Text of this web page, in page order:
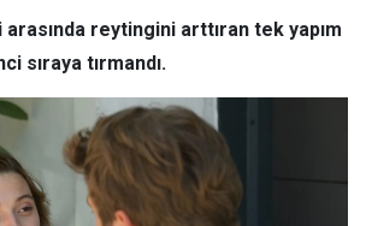
arasında reytingini arttıran tek yapım
sıraya tırmandı.